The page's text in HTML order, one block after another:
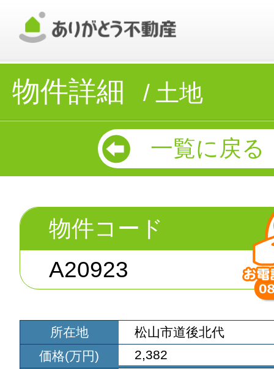
物件詳細 土地
一覧に戻る
物件コード
A20923
所在地
松山市道後北代
価格(万円)
2,382